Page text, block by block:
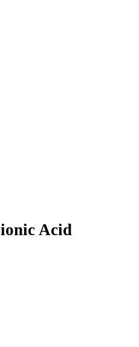
Acid